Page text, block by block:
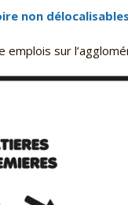
non
sur